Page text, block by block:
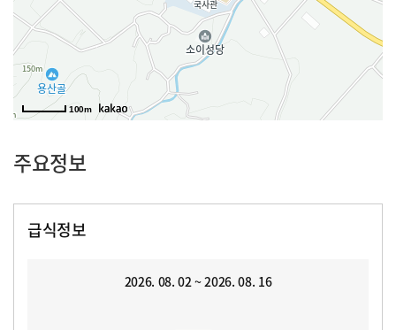
100m
주요정보
급식정보
2026. 08. 02 ~ 2026. 08. 16